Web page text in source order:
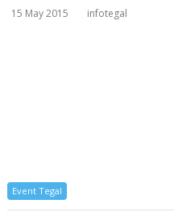
15 May 2015 infotegal
Event Tegal